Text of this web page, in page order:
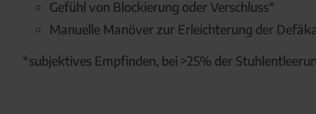
Gefühl von Blockierung oder Verschluss*
Manuelle Manöver zur Erleichterung der
*subjektives Empfinden, bei >25% der